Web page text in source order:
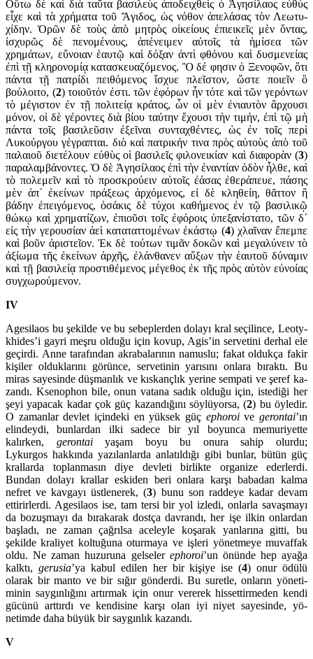
Οὕτω δὲ καὶ διὰ ταῦτα βασιλεὺς ἀποδειχθεὶς ὁ Ἀγησίλαος εὐθὺς
εἶχε καὶ τὰ χρήματα τοῦ Ἄγιδος, ὡς νόθον ἀπελάσας τὸν Λεωτυ­
χίδην. Ὁρῶν δὲ τοὺς ἀπὸ μητρὸς οἰκείους ἐπιεικεῖς μὲν ὄντας,
ἰσχυρῶς δὲ πενομένους, ἀπένειμεν αὐτοῖς τὰ ἡμίσεα τῶν
χρημάτων, εὔνοιαν ἑαυτῷ καὶ δόξαν ἀντὶ φθόνου καὶ δυσμενείας
ἐπὶ τῇ κληρο­νομίᾳ κατασκευαζόμενος. Ὃ δέ φησιν ὁ Ξενοφῶν, ὅτι
πάντα τῇ πατρίδι πειθόμενος ἴσχυε πλεῖστον, ὥστε ποιεῖν ὃ
βούλοιτο, (2) τοιοῦ­τόν ἐστι. τῶν ἐφόρων ἦν τότε καὶ τῶν γερόντων
τὸ μέγιστον ἐν τῇ πολιτείᾳ κράτος, ὧν οἱ μὲν ἐνιαυτὸν ἄρχουσι
μόνον, οἱ δὲ γέρον­τες διὰ βίου ταύτην ἔχουσι τὴν τιμήν, ἐπὶ τῷ μὴ
πάντα τοῖς βασιλεῦ­σιν ἐξεῖναι συνταχθέντες, ὡς ἐν τοῖς περὶ
Λυκούργου γέ­γραπται. διὸ καὶ πατρικήν τινα πρὸς αὐτοὺς ἀπὸ τοῦ
παλαιοῦ διετέλουν εὐθὺς οἱ βασιλεῖς φιλονεικίαν καὶ διαφορὰν (3)
παραλαμ­βάνοντες. Ὁ δὲ Ἀγησίλαος ἐπὶ τὴν ἐναντίαν ὁδὸν ἦλθε, καὶ
τὸ πολεμεῖν καὶ τὸ προσ­κρούειν αὐτοῖς ἐάσας ἐθεράπευε, πάσης
μὲν ἀπ᾽ ἐκείνων πράξεως ἀρχό­μενος, εἰ δὲ κληθείη, θᾶττον ἢ
βάδην ἐπειγόμενος, ὁσάκις δὲ τύχοι καθή­μενος ἐν τῷ βασιλικῷ
θώκῳ καὶ χρηματίζων, ἐπιοῦσι τοῖς ἐφόροις ὑπεξ­αν­ίστατο, τῶν δ᾽
εἰς τὴν γερουσίαν ἀεὶ καταταττομένων ἑκάστῳ (4) χλαῖναν ἔπεμπε
καὶ βοῦν ἀριστεῖον. Ἐκ δὲ τούτων τιμᾶν δοκῶν καὶ μεγα­λύνειν τὸ
ἀξίωμα τῆς ἐκείνων ἀρχῆς, ἐλάνθανεν αὔξων τὴν ἑαυτοῦ δύναμιν
καὶ τῇ βασιλείᾳ προσ­τιθέμενος μέγεθος ἐκ τῆς πρὸς αὐτὸν εὐ­νοίας
συγχωρούμενον.
IV
Agesilaos bu şekilde ve bu sebeplerden dolayı kral seçilince, Leo­ty­
khides’i gayri meşru olduğu için kovup, Agis’in ser­ve­tini derhal ele
geçirdi. Anne tarafından akrabala­rının na­muslu; fakat ol­dukça fakir
kişiler oldukla­rını görünce, serveti­nin yarısını onlara bı­raktı. Bu
miras saye­sinde düşmanlık ve kıs­kanç­lık ye­rine sempati ve şeref ka­
zandı. Ksenophon bile, onun va­tana sadık olduğu için, iste­diği her
şeyi yapacak kadar çok güç kazan­dığını söylü­yorsa, (2) bu öyledir.
O zamanlar devlet içindeki en yüksek güç ephoroivegeron­tai’ın
elindeydi, bunlar­dan ilki sadece bir yıl boyunca memu­ri­yette
kalırken, gerontaiyaşam boyu bu onura sahip olurdu;
Lykurgos hakkında yazılan­larda anlatıl­dığı gibi bunlar, bütün güç
krallarda toplanmasın diye dev­leti birlikte orga­nize ederlerdi.
Bundan dolayı krallar eski­den beri onlara karşı baba­dan kalma
nefret ve kavgayı üstle­nerek, (3) bunu son rad­deye kadar devam
ettirirlerdi. Agesilaos ise, tam tersi bir yol izledi, onlarla savaş­mayı
da bozuş­mayı da bı­rakarak dostça dav­randı, her işe ilkin onlardan
baş­ladı, ne zaman çağrılsa aceleyle koşarak yanlarına gitti, bu
şekilde kraliyet kol­tuğuna oturmaya ve işleri yö­netmeye muvaffak
oldu. Ne zaman huzuruna gelseler ephoroi’un önünde hep ayağa
kalktı, geru­sia’ya kabul edilen her bir kişiye ise (4) onur ödülü
olarak bir manto ve bir sığır gön­derdi. Bu suretle, onların yöneti­
minin say­gınlığını artırmak için onur vererek hissettirmeden kendi
gücünü arttırdı ve kendisine karşı olan iyi niyet sayesinde, yö­
netimde daha bü­yük bir saygınlık kazandı.
V